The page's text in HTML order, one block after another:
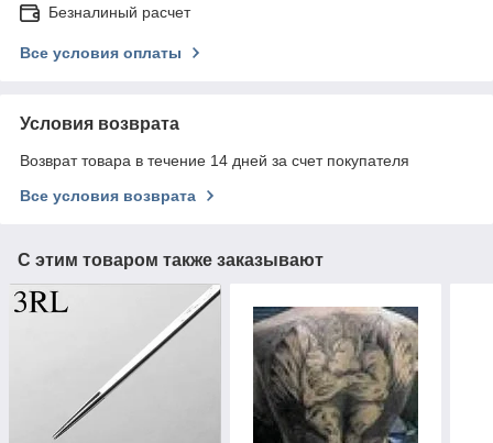
Безналиный расчет
Все условия оплаты
Условия возврата
Возврат товара в течение 14 дней за счет покупателя
Все условия возврата
С этим товаром также заказывают